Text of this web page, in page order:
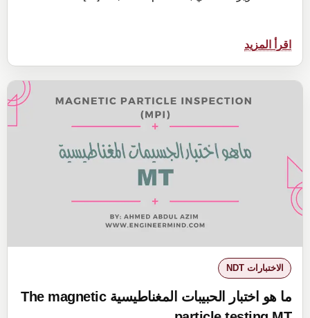
اقرأ المزيد
مراجعة
حساب
الوقت
في
التصوير
X-
Timer
الاختبارات NDT
ما هو اختبار الحبيبات المغناطيسية The magnetic